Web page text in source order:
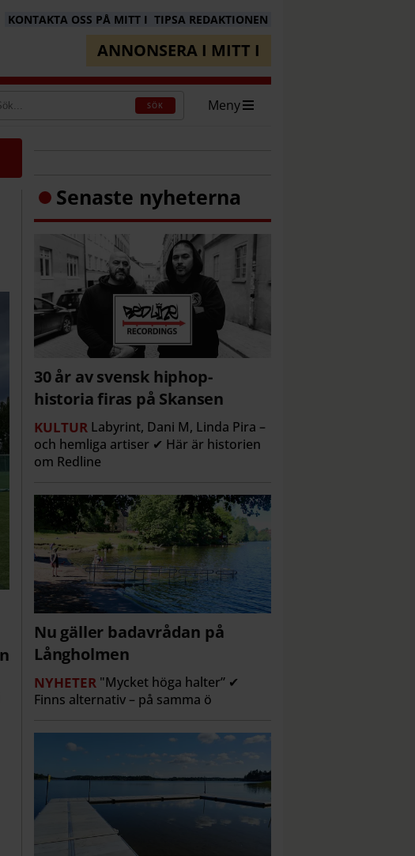
KONTAKTA OSS PÅ MITT I TIPSA REDAKTIONEN
ANNONSERA I MITT I
SÖK Meny
Senaste nyheterna
30 år av svensk hiphop-
historia firas på Skansen
KULTUR Labyrint, Dani M, Linda Pira –
och hemliga artiser ✔ Här är historien
om Redline
Nu gäller badavrådan på
Långholmen
NYHETER "Mycket höga halter” ✔
Finns alternativ – på samma ö